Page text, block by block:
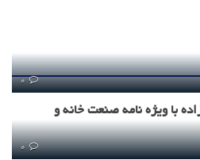
0
با ویژه نامه صنعت خانه و
0